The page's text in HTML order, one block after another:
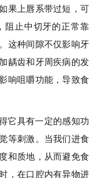
果上唇系带过短，可
阻止中切牙的正常靠
这种间隙不仅影响牙
龋齿和牙周疾病的发
响咀嚼功能，导致食
它具有一定的感知功
等刺激。当我们进食
和质地，从而避免食
，在口腔内有异物进